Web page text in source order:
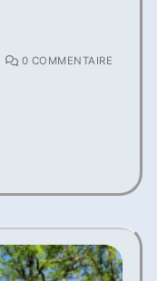
0 COMMENTAIRE